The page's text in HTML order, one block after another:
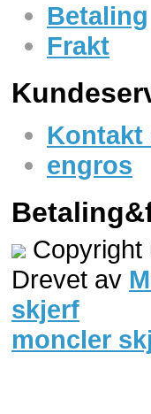
Betaling
Frakt
Kontakt
engros
Copyright
Drevet av
skjerf
moncler